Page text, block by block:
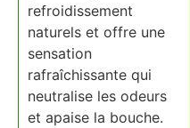
refroidissement
naturels et offre une
sensation
rafraîchissante qui
neutralise les odeurs
et apaise la bouche.